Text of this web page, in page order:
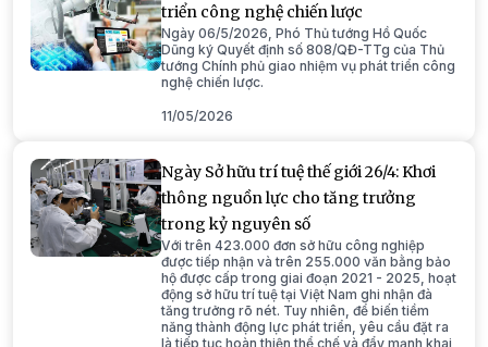
triển công nghệ chiến lược
Ngày 06/5/2026, Phó Thủ tướng Hồ Quốc
Dũng ký Quyết định số 808/QĐ-TTg của Thủ
tướng Chính phủ giao nhiệm vụ phát triển công
nghệ chiến lược.
11/05/2026
Ngày Sở hữu trí tuệ thế giới 26/4: Khơi
thông nguồn lực cho tăng trưởng
trong kỷ nguyên số
Với trên 423.000 đơn sở hữu công nghiệp
được tiếp nhận và trên 255.000 văn bằng bảo
hộ được cấp trong giai đoạn 2021 - 2025, hoạt
động sở hữu trí tuệ tại Việt Nam ghi nhận đà
tăng trưởng rõ nét. Tuy nhiên, để biến tiềm
năng thành động lực phát triển, yêu cầu đặt ra
là tiếp tục hoàn thiện thể chế và đẩy mạnh khai